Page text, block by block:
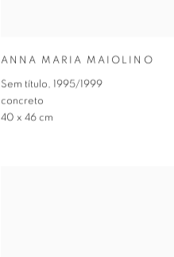
ANNA MARIA MAIOLINO
Sem título, 1995/1999
concreto
40 x 46 cm